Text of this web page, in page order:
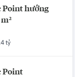
Point hướng
tỷ
Point